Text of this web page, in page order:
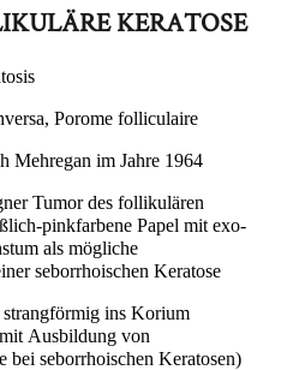
KERATOSE
Porome folliculaire
Mehregan im Jahre 1964
Tumor des follikulären
pinkfarbene Papel mit exo-
als mögliche
seborrhoischen Keratose
ins Korium
Ausbildung von
bei seborrhoischen Keratosen)